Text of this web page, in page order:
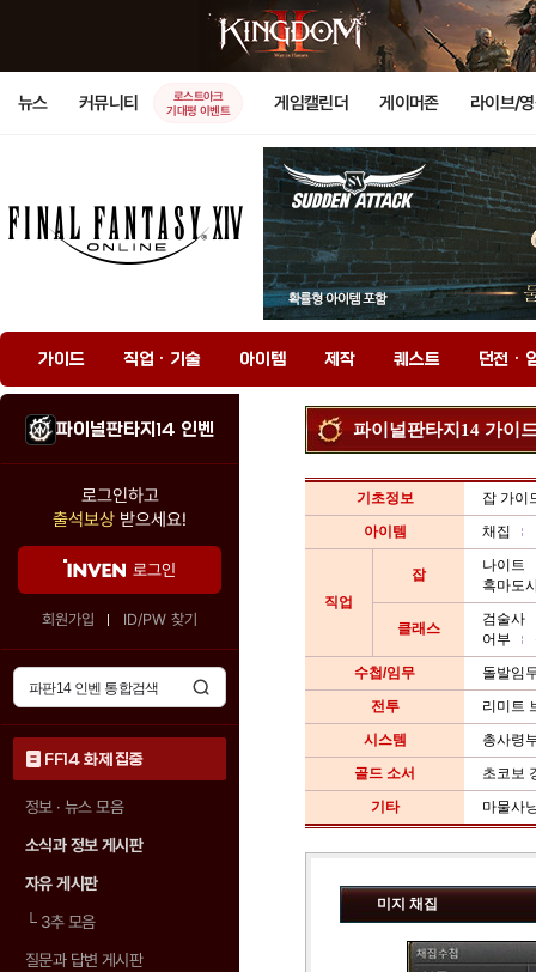
뉴스 커뮤니티
로스트아크
기대평 이벤트
게임캘린더 게이머존 라이브/
가이드 직업 · 기술 아이템 제작 퀘스트 던전 ·
파이널판타지14 인벤
로그인하고
출석보상 받으세요!
로그인
회원가입 ID/PW 찾기
FF14 화제 집중
정보 · 뉴스 모음
소식과 정보 게시판
자유 게시판
└3추 모음
질문과 답변 게시판
파이널판타지14 가이
기초정보
잡 가이
아이템
채집
직업
잡
나이트
흑마도
클래스
검술사
어부
수첩/임무
돌발임
전투
리미트
시스템
총사령
골드 소서
초코보
기타
마물사
미지 채집